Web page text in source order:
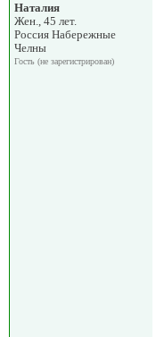
Наталия
Жен., 45 лет.
Россия Набережные
Челны
Гость (не зарегистрирован)